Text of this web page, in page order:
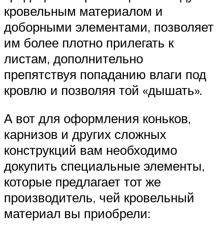
кровельным материалом и
доборными элементами, позволяет
им более плотно прилегать к
листам, дополнительно
препятствуя попаданию влаги под
кровлю и позволяя той «дышать».
А вот для оформления коньков,
карнизов и других сложных
конструкций вам необходимо
докупить специальные элементы,
которые предлагает тот же
производитель, чей кровельный
материал вы приобрели: